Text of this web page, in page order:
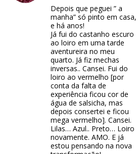
Depois que peguei ” a
manha” só pinto em casa,
e há anos!
Já fui do castanho escuro
ao loiro em uma tarde
aventureira no meu
quarto. Já fiz mechas
inversas.. Cansei. Fui do
loiro ao vermelho [por
conta da falta de
experiência ficou cor de
água de salsicha, mas
depois consertei e ficou
mega vermelho]. Cansei.
Lilas… Azul.. Preto… Loiro
novamente. AMO. E já
estou pensando na nova